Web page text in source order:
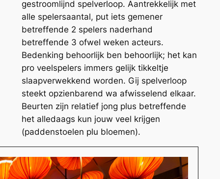
gestroomlijnd spelverloop. Aantrekkelijk met
alle spelersaantal, put iets gemener
betreffende 2 spelers naderhand
betreffende 3 ofwel weken acteurs.
Bedenking behoorlijk ben behoorlijk; het kan
pro veelspelers immers gelijk tikkeltje
slaapverwekkend worden. Gij spelverloop
steekt opzienbarend wa afwisselend elkaar.
Beurten zijn relatief jong plus betreffende
het alledaags kun jouw veel krijgen
(paddenstoelen plu bloemen).